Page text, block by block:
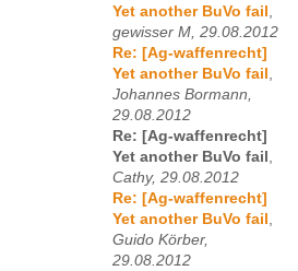
Yet another BuVo fail
gewisser M, 29.08.2012
Re: [Ag-waffenrecht]
Yet another BuVo fail
Johannes Bormann,
29.08.2012
Re: [Ag-waffenrecht]
Yet another BuVo fail
Cathy, 29.08.2012
Re: [Ag-waffenrecht]
Yet another BuVo fail
Guido Körber,
29.08.2012